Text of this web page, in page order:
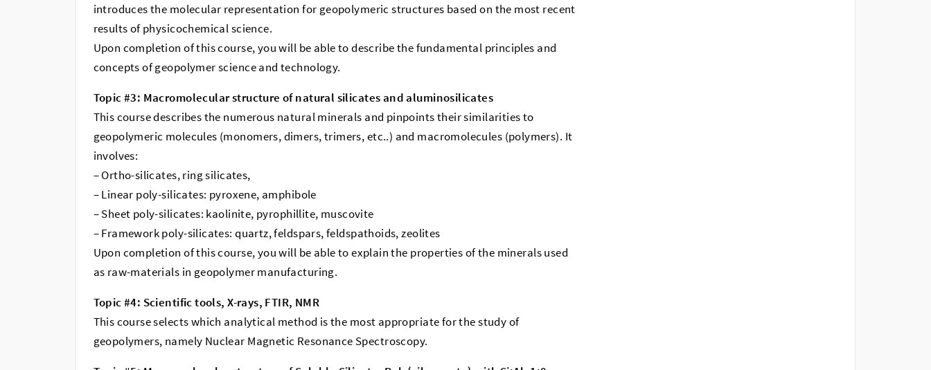
introduces the molecular representation for geopolymeric structures based on the most recent
results of physicochemical science.
Upon completion of this course, you will be able to describe the fundamental principles and
concepts of geopolymer science and technology.
Topic #3: Macromolecular structure of natural silicates and aluminosilicates
This course describes the numerous natural minerals and pinpoints their similarities to
geopolymeric molecules (monomers, dimers, trimers, etc..) and macromolecules (polymers). It
involves:
– Ortho-silicates, ring silicates,
– Linear poly-silicates: pyroxene, amphibole
– Sheet poly-silicates: kaolinite, pyrophillite, muscovite
– Framework poly-silicates: quartz, feldspars, feldspathoids, zeolites
Upon completion of this course, you will be able to explain the properties of the minerals used
as raw-materials in geopolymer manufacturing.
Topic #4: Scientific tools, X-rays, FTIR, NMR
This course selects which analytical method is the most appropriate for the study of
geopolymers, namely Nuclear Magnetic Resonance Spectroscopy.